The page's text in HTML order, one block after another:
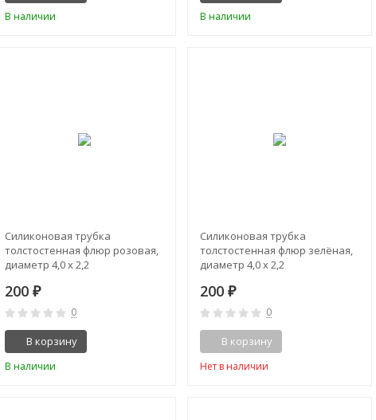
В наличии В наличии
Силиконовая трубка
толстостенная флюр розовая,
диаметр 4,0 х 2,2
200 ₽
0
В корзину
В наличии
Силиконовая трубка
толстостенная флюр зелёная,
диаметр 4,0 х 2,2
200₽
0
В корзину
Нет в наличии